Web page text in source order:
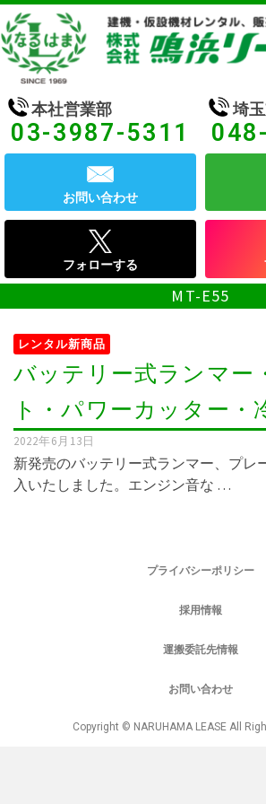
本社営業部
03-3987-5311
埼
お問い合わせ
フォローする
MT-E55
レンタル新商品
バッテリー式ランマー
ト・パワーカッター・
2022年6月13日
新発売のバッテリー式ランマー、プレ
入いたしました。エンジン音な …
プライバシーポリシー
採用情報
運搬委託先情報
お問い合わせ
Copyright © NARUHAMA LEASE All